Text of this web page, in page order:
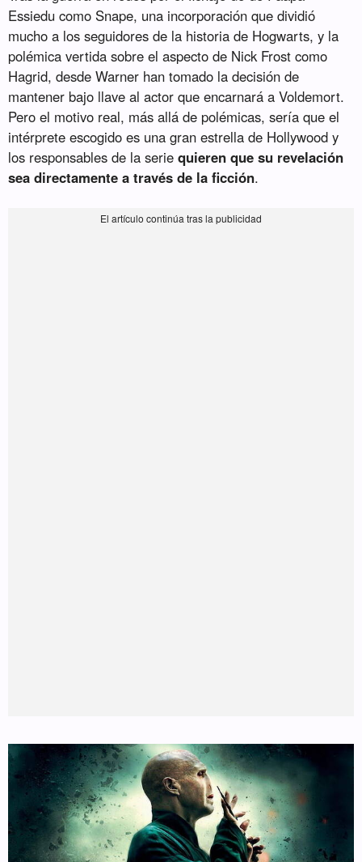
Essiedu como Snape, una incorporación que dividió
mucho a los seguidores de la historia de Hogwarts, y la
polémica vertida sobre el aspecto de Nick Frost como
Hagrid, desde Warner han tomado la decisión de
mantener bajo llave al actor que encarnará a Voldemort.
Pero el motivo real, más allá de polémicas, sería que el
intérprete escogido es una gran estrella de Hollywood y
los responsables de la seriequieren que su revelación
sea directamente a través de la ficción.